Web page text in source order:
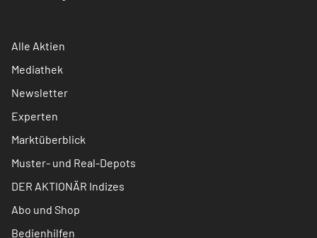
Alle Aktien
Mediathek
Newsletter
Experten
Marktüberblick
Muster- und Real-Depots
DER AKTIONÄR Indizes
Abo und Shop
Bedienhilfen